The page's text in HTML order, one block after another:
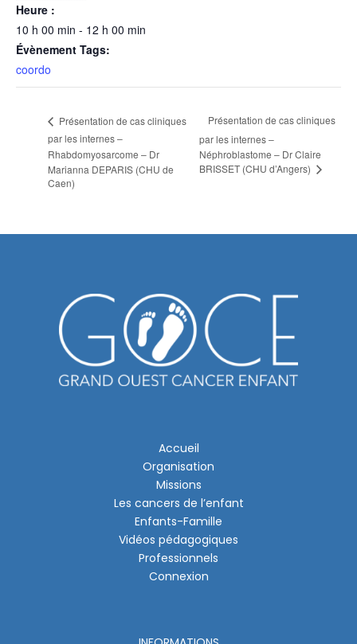
Heure :
10 h 00 min - 12 h 00 min
Évènement Tags:
coordo
Présentation de cas cliniques
par les internes –
Rhabdomyosarcome – Dr
Marianna DEPARIS (CHU de
Caen)
Présentation de cas cliniques
par les internes –
Néphroblastome – Dr Claire
BRISSET (CHU d’Angers)
Accueil
Organisation
Missions
Les cancers de l’enfant
Enfants-Famille
Vidéos pédagogiques
Professionnels
Connexion